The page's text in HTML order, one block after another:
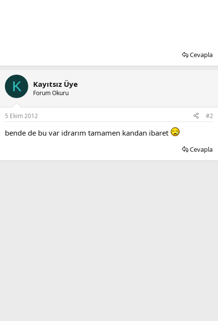
Cevapla
K Kayıtsız Üye
Forum Okuru
5 Ekim 2012 #2
bende de bu var idrarım tamamen kandan ibaret
Cevapla